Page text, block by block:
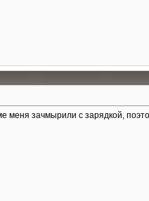
меня зачмырили с зарядкой,